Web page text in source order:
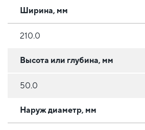
Ширина, мм
210.0
Высота или глубина, мм
50.0
Наруж диаметр, мм